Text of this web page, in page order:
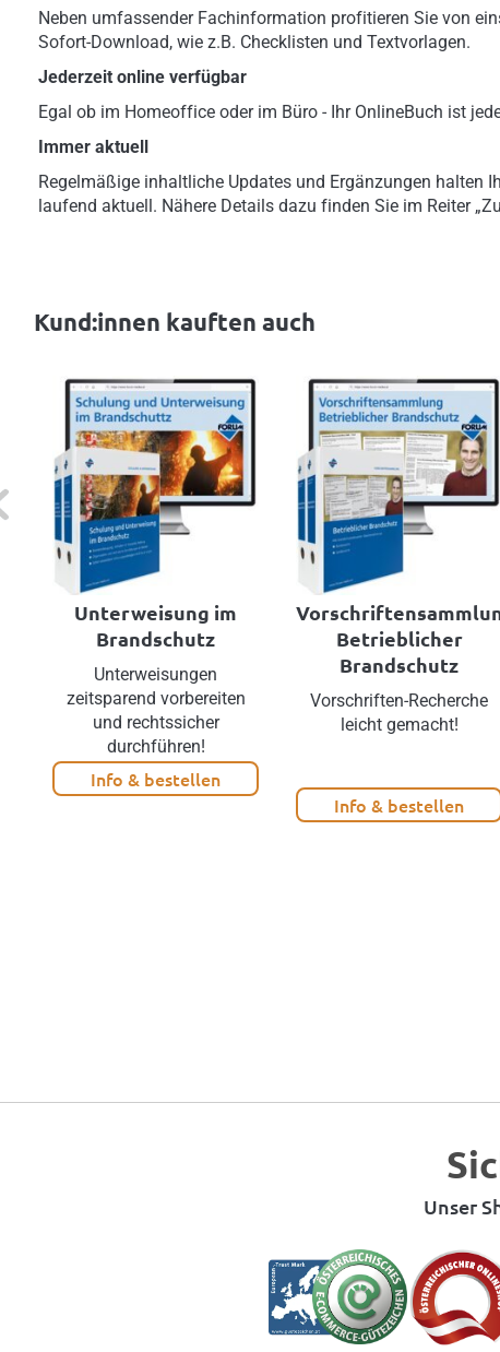
Neben umfassender Fachinformation profitieren Sie von
Sofort-Download, wie z.B. Checklisten und Textvorlagen.
Jederzeit online verfügbar
Egal ob im Homeoffice oder im Büro - Ihr OnlineBuch ist
Immer aktuell
Regelmäßige inhaltliche Updates und Ergänzungen halten
laufend aktuell. Nähere Details dazu finden Sie im Reiter
Kund:innen kauften auch
Unterweisung im
Brandschutz
Unterweisungen
zeitsparend vorbereiten
und rechtssicher
durchführen!
Info & bestellen
Betrieblicher
Brandschutz
Vorschriften-Recherche
leicht gemacht!
Info & bestellen
Unser